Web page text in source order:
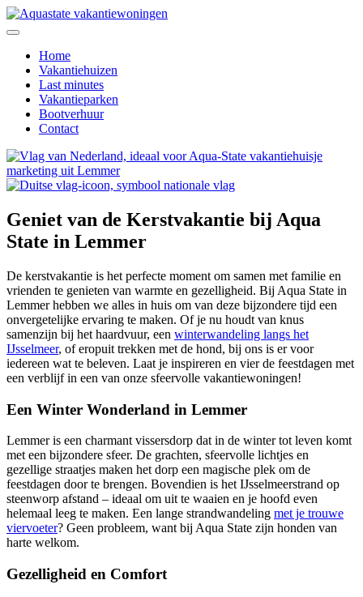
Home
Vakantiehuizen
Last minutes
Vakantieparken
Bootverhuur
Contact
Geniet van de Kerstvakantie bij Aqua
State in Lemmer
De kerstvakantie is het perfecte moment om samen met familie en
vrienden te genieten van warmte en gezelligheid. Bij Aqua State in
Lemmer hebben we alles in huis om van deze bijzondere tijd een
onvergetelijke ervaring te maken. Of je nu houdt van knus
samenzijn bij het haardvuur, een winterwandeling langs het
IJsselmeer, of eropuit trekken met de hond, bij ons is er voor
iedereen wat te beleven. Laat je inspireren en vier de feestdagen met
een verblijf in een van onze sfeervolle vakantiewoningen!
Een Winter Wonderland in Lemmer
Lemmer is een charmant vissersdorp dat in de winter tot leven komt
met een bijzondere sfeer. De grachten, sfeervolle lichtjes en
gezellige straatjes maken het dorp een magische plek om de
feestdagen door te brengen. Bovendien is het IJsselmeerstrand op
steenworp afstand – ideaal om uit te waaien en je hoofd even
helemaal leeg te maken. Een lange strandwandeling met je trouwe
viervoeter? Geen probleem, want bij Aqua State zijn honden van
harte welkom.
Gezelligheid en Comfort